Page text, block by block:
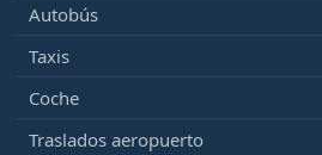
Autobús
Taxis
Coche
Traslados aeropuerto